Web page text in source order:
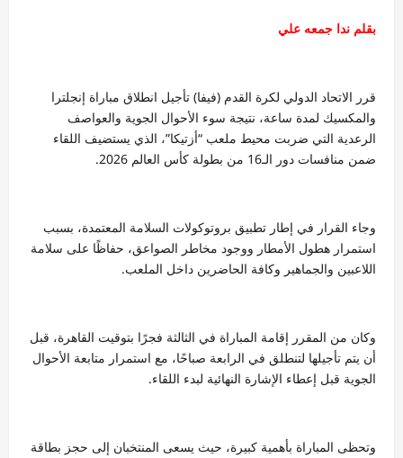
بقلم ندا جمعه علي
قرر الاتحاد الدولي لكرة القدم (فيفا) تأجيل انطلاق مباراة إنجلترا
والمكسيك لمدة ساعة، نتيجة سوء الأحوال الجوية والعواصف
الرعدية التي ضربت محيط ملعب “أزتيكا”، الذي يستضيف اللقاء
ضمن منافسات دور الـ16 من بطولة كأس العالم 2026.
وجاء القرار في إطار تطبيق بروتوكولات السلامة المعتمدة، بسبب
استمرار هطول الأمطار ووجود مخاطر الصواعق، حفاظًا على سلامة
اللاعبين والجماهير وكافة الحاضرين داخل الملعب.
وكان من المقرر إقامة المباراة في الثالثة فجرًا بتوقيت القاهرة، قبل
أن يتم تأجيلها لتنطلق في الرابعة صباحًا، مع استمرار متابعة الأحوال
الجوية قبل إعطاء الإشارة النهائية لبدء اللقاء.
وتحظى المباراة بأهمية كبيرة، حيث يسعى المنتخبان إلى حجز بطاقة